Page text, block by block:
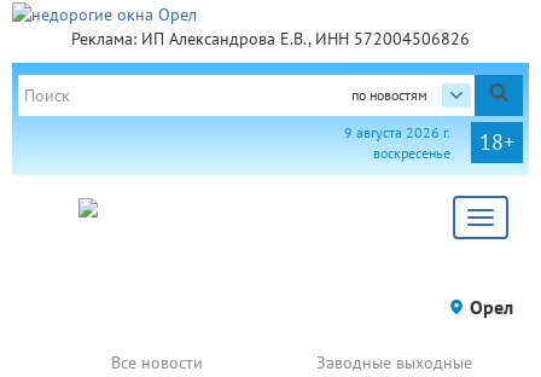
Реклама: ИП Александрова Е.В., ИНН 572004506826
по новостям
18+
9 августа 2026 г.
воскресенье
Toggle
Орел
Все новости Заводные выходные